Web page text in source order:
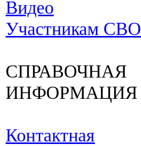
Видео
Участникам СВО
СПРАВОЧНАЯ
ИНФОРМАЦИЯ
Контактная